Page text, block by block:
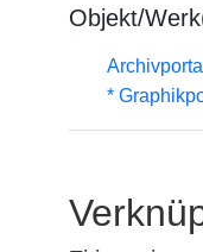
Objekt/
*